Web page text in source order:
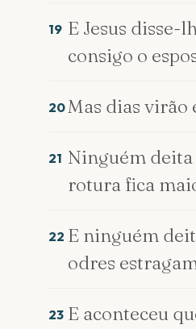
19 E Jesus disse-
consigo o
20Mas dias virão
21 Ninguém
rotura fica
22 E ninguém
odres
23 E aconteceu